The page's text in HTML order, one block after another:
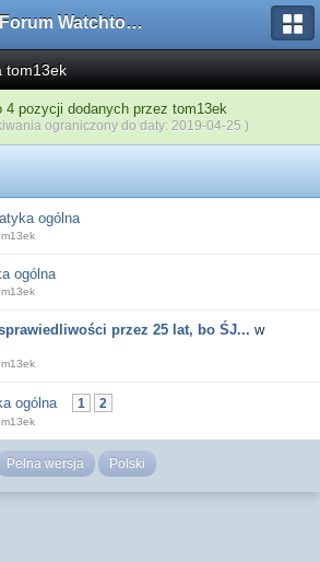
Forum Watchtower
tom13ek
4 pozycji dodanych przez tom13ek
ograniczony do daty: 2019-04-25 )
ogólna
ogólna
przez 25 lat, bo ŚJ... w
ogólna 1 2
Pełna wersja Polski